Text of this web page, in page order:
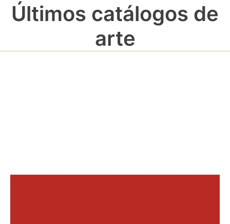
Últimos catálogos de
arte